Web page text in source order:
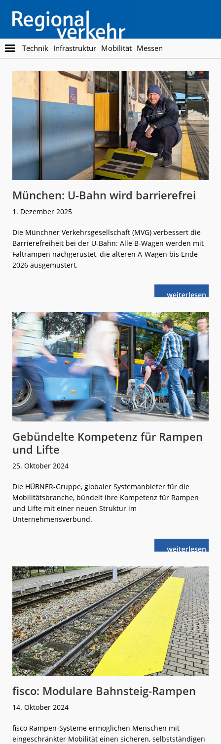
main
content
footer
Regionalverkehr
Die
Fachzeitschrift
den
Öffentlichen
Personennahverkehr
Technik Infrastruktur Mobilität Messen
München: U-Bahn wird barrierefrei
1. Dezember 2025
Die Münchner Verkehrsgesellschaft (MVG) verbessert die
Barrierefreiheit bei der U-Bahn: Alle B-Wagen werden mit
Faltrampen nachgerüstet, die älteren A-Wagen bis Ende
2026 ausgemustert.
weiterlese
nMünchen:
wird
barrierefrei
Gebündelte Kompetenz für Rampen
und Lifte
25. Oktober 2024
Die HÜBNER-Gruppe, globaler Systemanbieter für die
Mobilitätsbranche, bündelt ihre Kompetenz für Rampen
und Lifte mit einer neuen Struktur im
Unternehmensverbund.
weiterlese
nGebündelte
Rampen
und
Lifte
fisco: Modulare Bahnsteig-Rampen
14. Oktober 2024
fisco Rampen-Systeme ermöglichen Menschen mit
eingeschränkter Mobilität einen sicheren, selbstständigen